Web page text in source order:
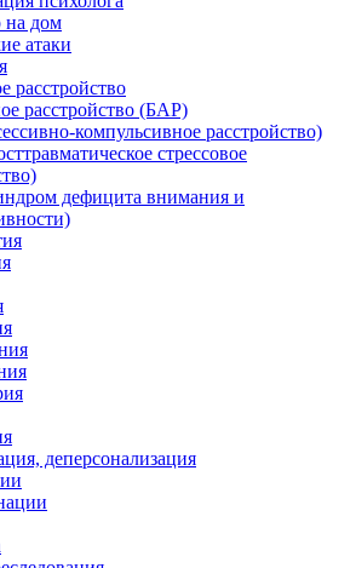
на дом
атаки
расстройство
расстройство (БАР)
компульсивное расстройство)
стрессовое
дефицита внимания и
деперсонализация